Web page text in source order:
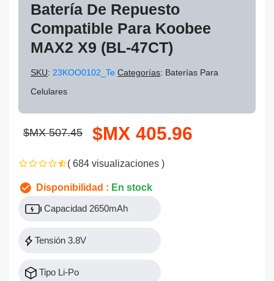
Batería De Repuesto
Compatible Para Koobee
MAX2 X9 (BL-47CT)
SKU: 23KOO0102_Te Categorías: Baterías Para
Celulares
$MX 507.45 $MX 405.96
( 684 visualizaciones )
Disponibilidad : En stock
Capacidad 2650mAh
Tensión 3.8V
Tipo Li-Po